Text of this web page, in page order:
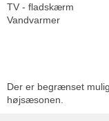
TV - fladskærm
Vandvarmer
Der er begrænset
højsæsonen.